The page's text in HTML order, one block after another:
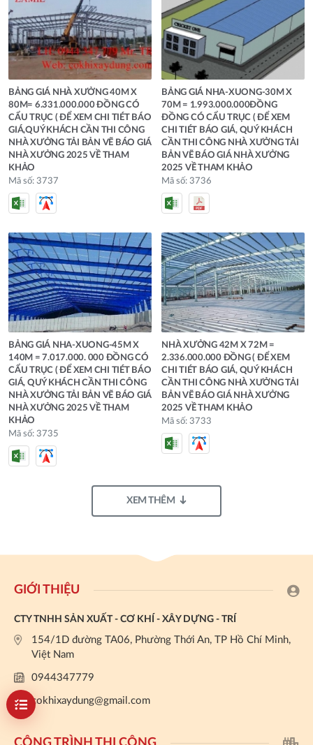
BẢNG GIÁ NHÀ XƯỞNG 40M X
80M= 6.331.000.000 ĐỒNG CÓ
CẨU TRỤC ( ĐỂ XEM CHI TIÉT BÁO
GIÁ,QUÝ KHÁCH CẦN THI CÔNG
NHÀ XƯỞNG TẢI BẢN VẼ BÁO GIÁ
NHÀ XƯỞNG 2025 VỀ THAM
KHẢO
Mã số: 3737
BẢNG GIÁ NHA-XUONG-30M X
70M = 1.993.000.000ĐỒNG
ĐỒNG CÓ CẨU TRỤC ( ĐỂ XEM
CHI TIÉT BÁO GIÁ, QUÝ KHÁCH
CẦN THI CÔNG NHÀ XƯỞNG TẢI
BẢN VẼ BÁO GIÁ NHÀ XƯỞNG
2025 VỀ THAM KHẢO
Mã số: 3736
BẢNG GIÁ NHA-XUONG-45M X
140M = 7.017.000. 000 ĐỒNG CÓ
CẨU TRỤC ( ĐỂ XEM CHI TIÉT BÁO
GIÁ, QUÝ KHÁCH CẦN THI CÔNG
NHÀ XƯỞNG TẢI BẢN VẼ BÁO GIÁ
NHÀ XƯỞNG 2025 VỀ THAM
KHẢO
Mã số: 3735
NHÀ XƯỞNG 42M X 72M =
2.336.000.000 ĐỒNG ( ĐỂ XEM
CHI TIÉT BÁO GIÁ, QUÝ KHÁCH
CẦN THI CÔNG NHÀ XƯỞNG TẢI
BẢN VẼ BÁO GIÁ NHÀ XƯỞNG
2025 VỀ THAM KHẢO
Mã số: 3733
XEM THÊM
GIỚI THIỆU
CTY TNHH SẢN XUẤT - CƠ KHÍ - XÂY DỰNG - TRÍ
154/1D đường TA06, Phường Thới An, TP Hồ Chí Minh,
Việt Nam
0944347779
cokhixaydung@gmail.com